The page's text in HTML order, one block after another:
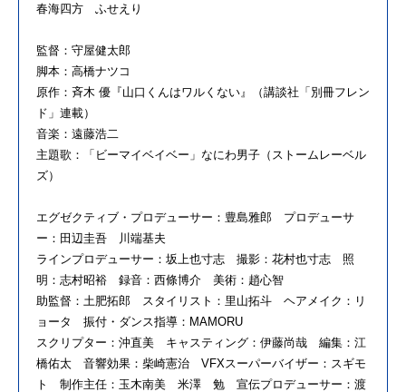
春海四方 ふせえり
監督：守屋健太郎
脚本：高橋ナツコ
原作：斉木 優『山口くんはワルくない』（講談社「別冊フレン
ド」連載）
音楽：遠藤浩二
主題歌：「ビーマイベイベー」なにわ男子（ストームレーベル
ズ）
エグゼクティブ・プロデューサー：豊島雅郎 プロデューサ
ー：田辺圭吾 川端基夫
ラインプロデューサー：坂上也寸志 撮影：花村也寸志 照
明：志村昭裕 録音：西條博介 美術：趙心智
助監督：土肥拓郎 スタイリスト：里山拓斗 ヘアメイク：リ
ョータ 振付・ダンス指導：MAMORU
スクリプター：沖直美 キャスティング：伊藤尚哉 編集：江
橋佑太 音響効果：柴崎憲治 VFXスーパーバイザー：スギモ
ト 制作主任：玉木南美 米澤 勉 宣伝プロデューサー：渡